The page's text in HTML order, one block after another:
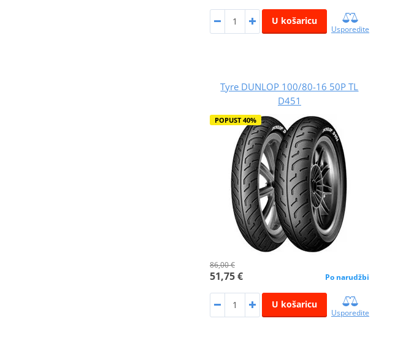
U košaricu
Usporedite
Tyre DUNLOP 100/80-16 50P TL
D451
POPUST 40%
86,00 €
51,75 € Po narudžbi
U košaricu
Usporedite